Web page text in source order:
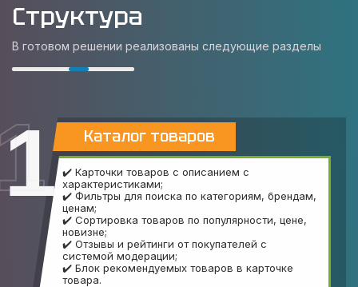
Структура
В готовом решении реализованы следующие разделы
Каталог товаров
✔️ Карточки товаров с описанием с
характеристиками;
✔️ Фильтры для поиска по категориям, брендам,
ценам;
✔️ Сортировка товаров по популярности, цене,
новизне;
✔️ Отзывы и рейтинги от покупателей с
системой модерации;
✔️ Блок рекомендуемых товаров в карточке
товара.